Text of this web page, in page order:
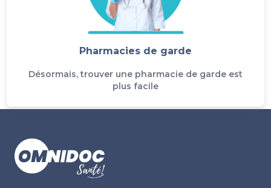
Pharmacies de garde
Désormais, trouver une pharmacie de garde est
plus facile